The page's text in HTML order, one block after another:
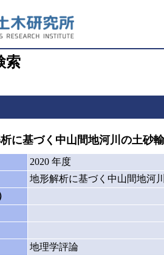
索
に基づく中山間地河川の土砂
2020 年度
地形解析に基づく中山間地河
地理学評論